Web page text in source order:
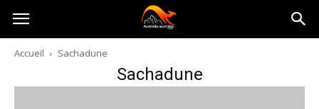
Australia-
australie.com
Accueil Sachadune
Sachadune